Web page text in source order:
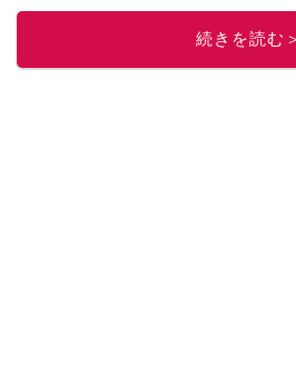
■経歴：2003年、夫が子育てをするために、
給料が０円になり、家にいながら、しかも空
続きを読む＞